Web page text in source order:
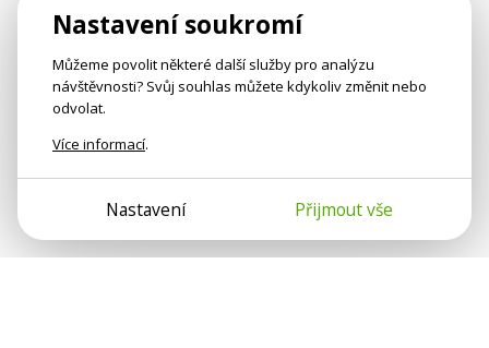
Nastavení soukromí
Můžeme povolit některé další služby pro analýzu
návštěvnosti? Svůj souhlas můžete kdykoliv změnit nebo
odvolat.
Více informací.
Nastavení Přijmout vše